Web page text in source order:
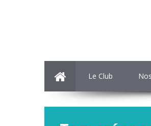
Le Club